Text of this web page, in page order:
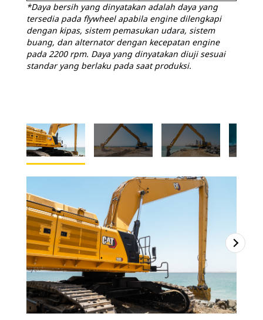
*Daya bersih yang dinyatakan adalah daya yang
tersedia pada flywheel apabila engine dilengkapi
dengan kipas, sistem pemasukan udara, sistem
buang, dan alternator dengan kecepatan engine
pada 2200 rpm. Daya yang dinyatakan diuji sesuai
standar yang berlaku pada saat produksi.